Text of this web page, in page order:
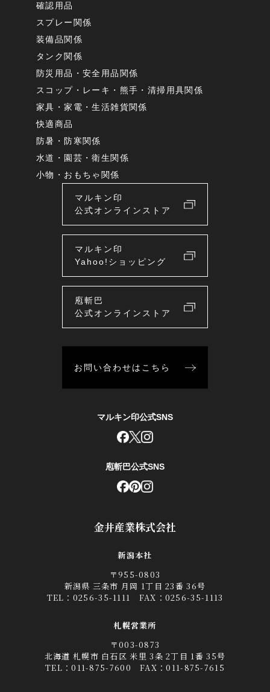
金井産業株式会社
新潟本社
〒955-0803
新潟県 三条市 月岡 1丁目 23番 36号
TEL： 0256-35-1111 FAX：0256-35-1113
札幌営業所
〒003-0873
北海道 札幌市 白石区 米里 3条 2丁目 1番 35号
TEL：011-875-7600 FAX：011-875-7615
確認用品
スプレー関係
装備品関係
タンク関係
防災用品・安全用品関係
スコップ・レーキ・熊手・清掃用具関係
家具・家電・生活雑貨関係
快適商品
防暑・防寒関係
水道・園芸・衛生関係
小物・おもちゃ関係
マルキン印
公式オンラインストア
マルキン印
Yahoo!ショッピング
庖斬巴
公式オンラインストア
お問い合わせはこちら
マルキン印公式SNS
庖斬巴公式SNS